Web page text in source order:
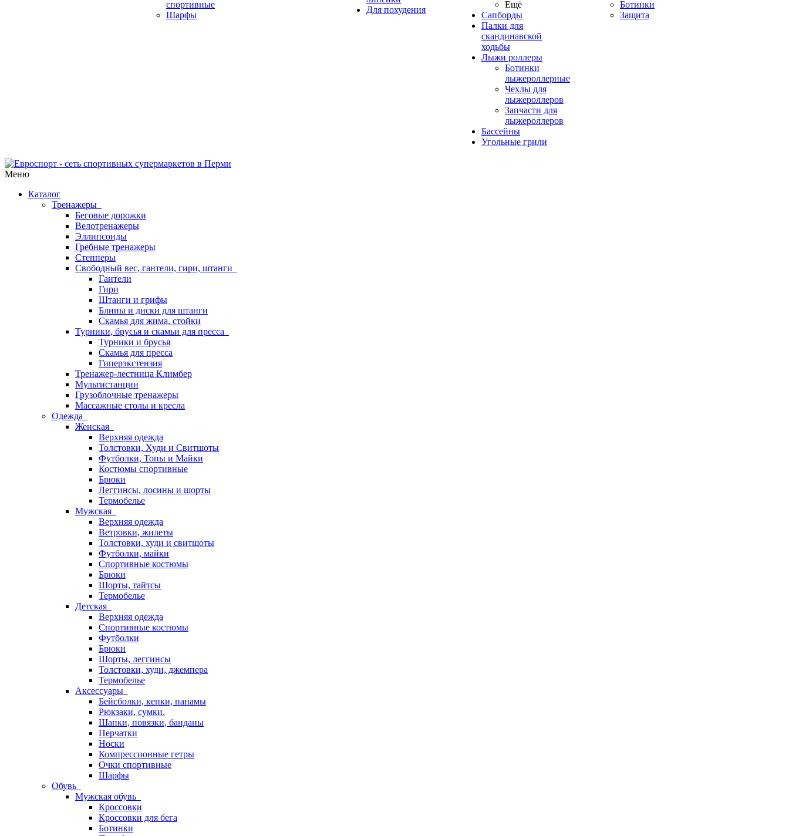
спортивные
Шарфы
Для похудения
Ещё
Сапборды
Палки для
скандинавской
ходьбы
Лыжи роллеры
Ботинки
лыжероллерные
Чехлы для
лыжероллеров
Запчасти для
лыжероллеров
Бассейны
Угольные грили
Ботинки
Защита
Меню
Каталог
Тренажеры
Беговые дорожки
Велотренажеры
Эллипсоиды
Гребные тренажеры
Степперы
Свободный вес, гантели, гири, штанги
Гантели
Гири
Штанги и грифы
Блины и диски для штанги
Скамья для жима, стойки
Турники, брусья и скамьи для пресса
Турники и брусья
Скамья для пресса
Гиперэкстензия
Тренажер-лестница Климбер
Мультистанции
Грузоблочные тренажеры
Массажные столы и кресла
Одежда
Женская
Верхняя одежда
Толстовки, Худи и Свитшоты
Футболки, Топы и Майки
Костюмы спортивные
Брюки
Леггинсы, лосины и шорты
Термобелье
Мужская
Верхняя одежда
Ветровки, жилеты
Толстовки, худи и свитшоты
Футболки, майки
Спортивные костюмы
Брюки
Шорты, тайтсы
Термобелье
Детская
Верхняя одежда
Спортивные костюмы
Футболки
Брюки
Шорты, леггинсы
Толстовки, худи, джемпера
Термобелье
Аксессуары
Бейсболки, кепки, панамы
Рюкзаки, сумки.
Шапки, повязки, банданы
Перчатки
Носки
Компрессионные гетры
Очки спортивные
Шарфы
Обувь
Мужская обувь
Кроссовки
Кроссовки для бега
Ботинки